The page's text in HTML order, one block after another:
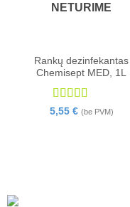
NETURIME
Rankų dezinfekantas
Chemisept MED, 1L
Įvertinimas:
5,55 € (be PVM)